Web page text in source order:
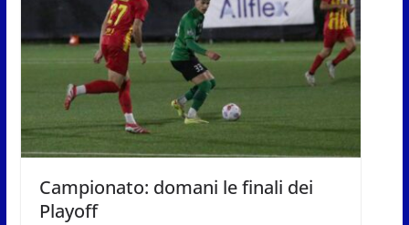
Campionato: domani le finali dei
Playoff